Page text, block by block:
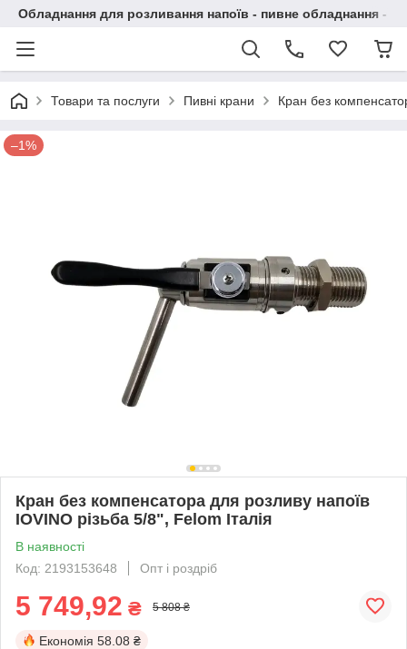
Обладнання для розливання напоїв - пивне обладнання - в
Товари та послуги Пивні крани Кран без
–1%
Кран без компенсатора для розливу напоїв
IOVINO різьба 5/8", Felom Італія
В наявності
Код: 2193153648
Опт і роздріб
5 749,92 ₴ 5 808 ₴
Економія 58.08 ₴